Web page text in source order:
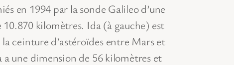
en 1994 par la sonde Galileo d’une
10.870 kilomètres. Ida (à gauche) est
ceinture d’astéroïdes entre Mars et
a une dimension de 56 kilomètres et